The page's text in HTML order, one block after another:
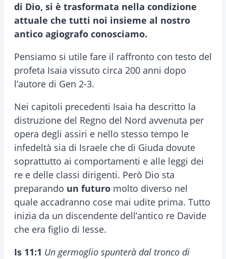
di Dio, si è trasformata nella condizione
attuale che tutti noi insieme al nostro
antico agiografo conosciamo.
Pensiamo si utile fare il raffronto con testo del
profeta Isaia vissuto circa 200 anni dopo
l’autore di Gen 2-3.
Nei capitoli precedenti Isaia ha descritto la
distruzione del Regno del Nord avvenuta per
opera degli assiri e nello stesso tempo le
infedeltà sia di Israele che di Giuda dovute
soprattutto ai comportamenti e alle leggi dei
re e delle classi dirigenti. Però Dio sta
preparando un futuro molto diverso nel
quale accadranno cose mai udite prima. Tutto
inizia da un discendente dell’antico re Davide
che era figlio di Iesse.
Is 11:1 Un germoglio spunterà dal tronco di